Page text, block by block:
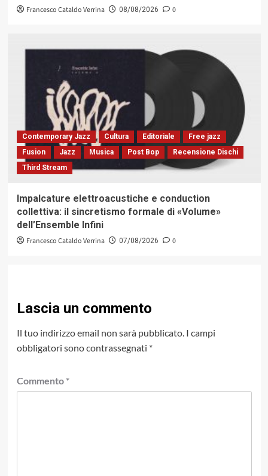
Francesco Cataldo Verrina 08/08/2026 0
Contemporary Jazz Cultura Editoriale
Free jazz
Fusion
Jazz Musica Post Bop
Recensione Dischi
Third Stream
Impalcature elettroacustiche e conduction
collettiva: il sincretismo formale di «Volume»
dell’Ensemble Infini
Francesco Cataldo Verrina 07/08/2026 0
Lascia un commento
Il tuo indirizzo email non sarà pubblicato. I campi
obbligatori sono contrassegnati *
Commento *